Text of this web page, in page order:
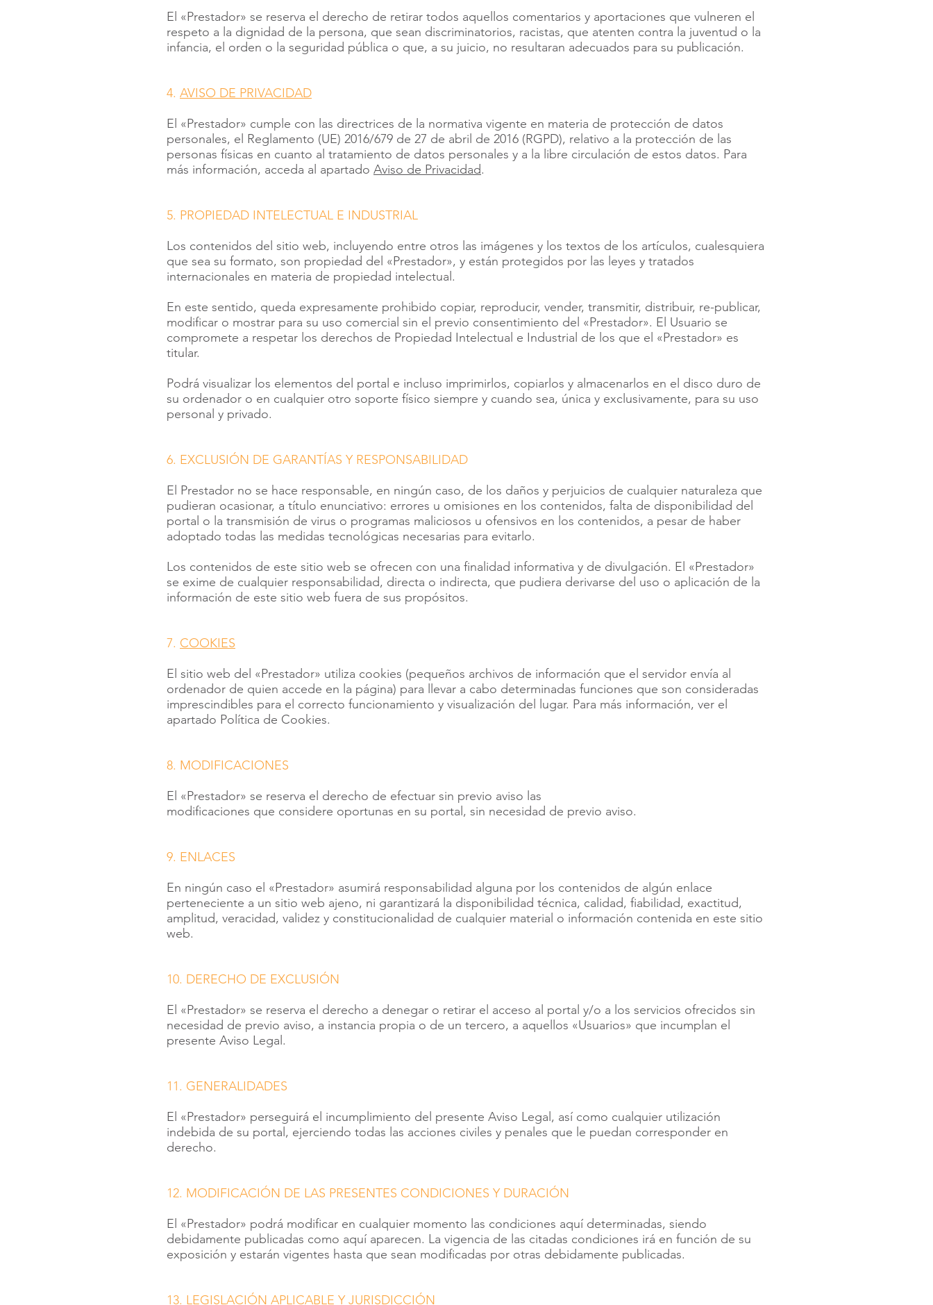
El «Prestador» se reserva el derecho de retirar todos aquellos comentarios y aportaciones que vulneren el
respeto a la dignidad de la persona, que sean discriminatorios, racistas, que atenten contra la juventud o la
infancia, el orden o la seguridad pública o que, a su juicio, no resultaran adecuados para su publicación.
4. AVISO DE PRIVACIDAD
El «Prestador» cumple con las directrices de la normativa vigente en materia de protección de datos
personales, el Reglamento (UE) 2016/679 de 27 de abril de 2016 (RGPD), relativo a la protección de las
personas físicas en cuanto al tratamiento de datos personales y a la libre circulación de estos datos. Para
más información, acceda al apartado Aviso de Privacidad.
5. PROPIEDAD INTELECTUAL E INDUSTRIAL
Los contenidos del sitio web, incluyendo entre otros las imágenes y los textos de los artículos, cualesquiera
que sea su formato, son propiedad del «Prestador», y están protegidos por las leyes y tratados
internacionales en materia de propiedad intelectual.
En este sentido, queda expresamente prohibido copiar, reproducir, vender, transmitir, distribuir, re-publicar,
modificar o mostrar para su uso comercial sin el previo consentimiento del «Prestador». El Usuario se
compromete a respetar los derechos de Propiedad Intelectual e Industrial de los que el «Prestador» es
titular.
Podrá visualizar los elementos del portal e incluso imprimirlos, copiarlos y almacenarlos en el disco duro de
su ordenador o en cualquier otro soporte físico siempre y cuando sea, única y exclusivamente, para su uso
personal y privado.
6. EXCLUSIÓN DE GARANTÍAS Y RESPONSABILIDAD
El Prestador no se hace responsable, en ningún caso, de los daños y perjuicios de cualquier naturaleza que
pudieran ocasionar, a título enunciativo: errores u omisiones en los contenidos, falta de disponibilidad del
portal o la transmisión de virus o programas maliciosos u ofensivos en los contenidos, a pesar de haber
adoptado todas las medidas tecnológicas necesarias para evitarlo.
Los contenidos de este sitio web se ofrecen con una finalidad informativa y de divulgación. El «Prestador»
se exime de cualquier responsabilidad, directa o indirecta, que pudiera derivarse del uso o aplicación de la
información de este sitio web fuera de sus propósitos.
7. COOKIES
El sitio web del «Prestador» utiliza cookies (pequeños archivos de información que el servidor envía al
ordenador de quien accede en la página) para llevar a cabo determinadas funciones que son consideradas
imprescindibles para el correcto funcionamiento y visualización del lugar. Para más información, ver el
apartado Política de Cookies.
8. MODIFICACIONES
El «Prestador» se reserva el derecho de efectuar sin previo aviso las
modificaciones que considere oportunas en su portal, sin necesidad de previo aviso.
9. ENLACES
En ningún caso el «Prestador» asumirá responsabilidad alguna por los contenidos de algún enlace
perteneciente a un sitio web ajeno, ni garantizará la disponibilidad técnica, calidad, fiabilidad, exactitud,
amplitud, veracidad, validez y constitucionalidad de cualquier material o información contenida en este sitio
web.
10. DERECHO DE EXCLUSIÓN
El «Prestador» se reserva el derecho a denegar o retirar el acceso al portal y/o a los servicios ofrecidos sin
necesidad de previo aviso, a instancia propia o de un tercero, a aquellos «Usuarios» que incumplan el
presente Aviso Legal.
11. GENERALIDADES
El «Prestador» perseguirá el incumplimiento del presente Aviso Legal, así como cualquier utilización
indebida de su portal, ejerciendo todas las acciones civiles y penales que le puedan corresponder en
derecho.
12. MODIFICACIÓN DE LAS PRESENTES CONDICIONES Y DURACIÓN
El «Prestador» podrá modificar en cualquier momento las condiciones aquí determinadas, siendo
debidamente publicadas como aquí aparecen. La vigencia de las citadas condiciones irá en función de su
exposición y estarán vigentes hasta que sean modificadas por otras debidamente publicadas.
13. LEGISLACIÓN APLICABLE Y JURISDICCIÓN